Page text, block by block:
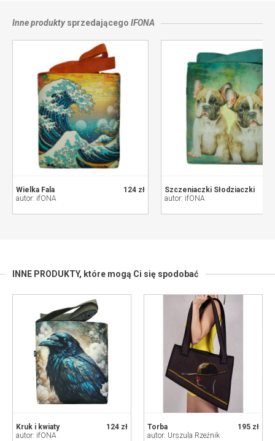
Inne produktysprzedającego IFONA
124 zł
Wielka Fala
autor: ifONA
Szczeniaczki Słodziaczki
autor: ifONA
INNE PRODUKTY, które mogą Ci się spodobać
124 zł
Kruk i kwiaty
autor: ifONA
195 zł
Torba
autor: Urszula Rzeźnik